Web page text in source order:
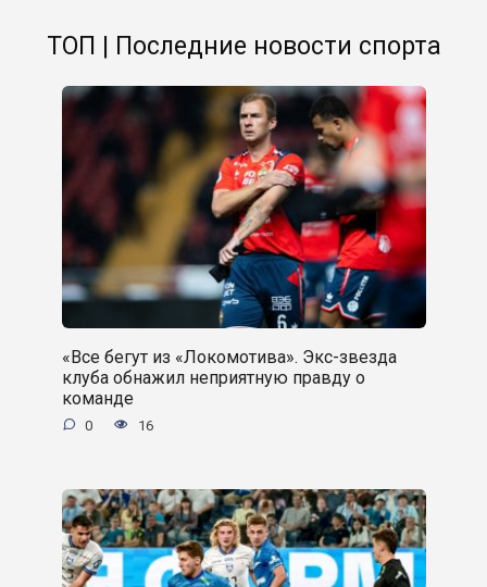
ТОП | Последние новости спорта
«Все бегут из «Локомотива». Экс-звезда
клуба обнажил неприятную правду о
команде
0 16